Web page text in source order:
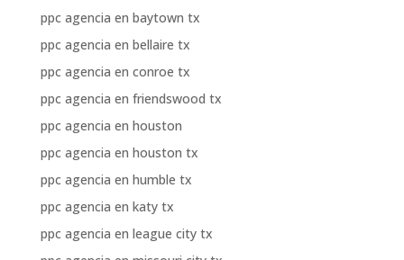
ppc agencia en baytown tx
ppc agencia en bellaire tx
ppc agencia en conroe tx
ppc agencia en friendswood tx
ppc agencia en houston
ppc agencia en houston tx
ppc agencia en humble tx
ppc agencia en katy tx
ppc agencia en league city tx